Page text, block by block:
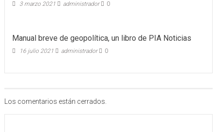
3 marzo 2021 administrador 0
Manual breve de geopolítica, un libro de PIA Noticias
16 julio 2021 administrador 0
Los comentarios están cerrados.